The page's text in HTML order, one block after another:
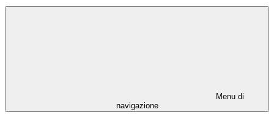
Menu di
navigazione